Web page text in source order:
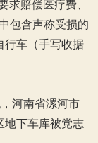
赔偿医疗费、
包含声称受损的
行车（手写收据
河南省漯河市
地下车库被党志